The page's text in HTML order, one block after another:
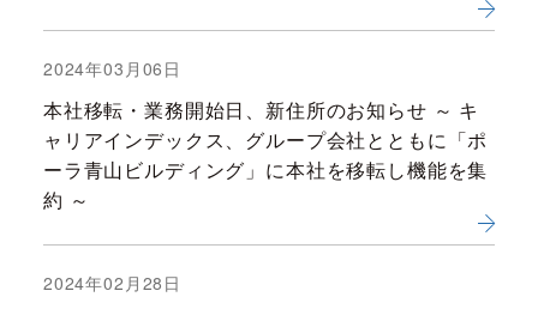
2024年03月06日
本社移転・業務開始日、新住所のお知らせ ～ キ
ャリアインデックス、グループ会社とともに「ポ
ーラ青山ビルディング」に本社を移転し機能を集
約 ～
2024年02月28日